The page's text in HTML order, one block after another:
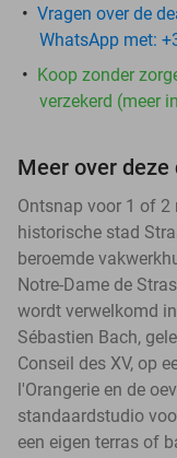
Vragen over de
WhatsApp met:
Koop zonder
verzekerd (meer
Meer over deze
Ontsnap voor 1 of
historische stad
beroemde
Notre-Dame de
wordt verwelkomd
Sébastien Bach,
Conseil des XV, op
l'Orangerie en de
standaardstudio
een eigen terras of